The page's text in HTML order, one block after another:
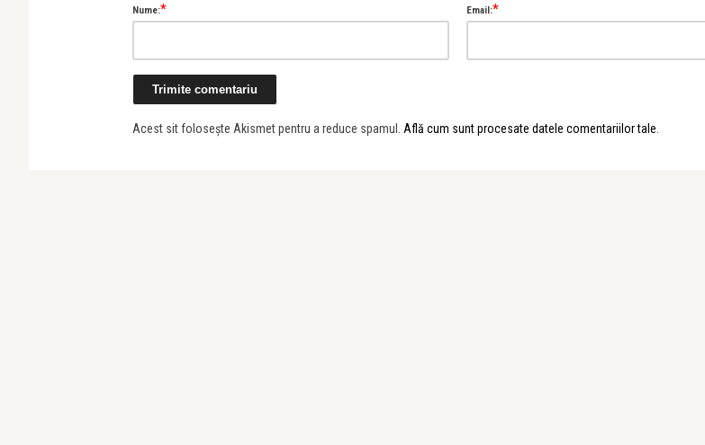
Nume:* Email:*
Acest sit folosește Akismet pentru a reduce spamul. Află cum sunt procesate datele comentariilor tale.